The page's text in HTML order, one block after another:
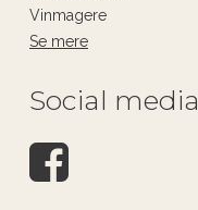
Vinmagere
Se mere
Social media